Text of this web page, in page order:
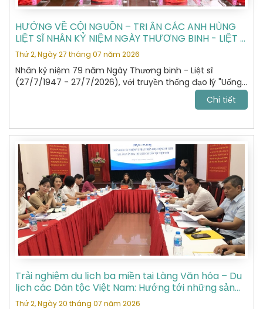
HƯỚNG VỀ CỘI NGUỒN – TRI ÂN CÁC ANH HÙNG
LIỆT SĨ NHÂN KỶ NIỆM NGÀY THƯƠNG BINH - LIỆT SĨ
27/7
Thứ 2, Ngày 27 tháng 07 năm 2026
Nhân kỷ niệm 79 năm Ngày Thương binh - Liệt sĩ
(27/7/1947 - 27/7/2026), với truyền thống đạo lý "Uống
nước nhớ nguồn", "Đền ơn đáp nghĩa", Hiệp hội Du lịch Hà
Nội đã tổ chức hành trình dâng hương, tưởng niệm các
tỉnh Tuyên Quang – nơi yên nghỉ của gần 2.000 Anh
bảo vệ biên giới phía Bắc của Tổ quốc giai đoạn 1979 -
1989.
Chi tiết
Trải nghiệm du lịch ba miền tại Làng Văn hóa – Du
lịch các Dân tộc Việt Nam: Hướng tới những sản
phẩm du lịch văn hóa đặc sắc
Thứ 2, Ngày 20 tháng 07 năm 2026